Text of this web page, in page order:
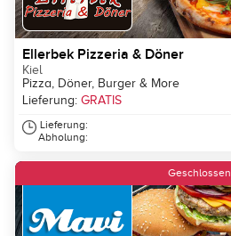
Ellerbek Pizzeria & Döner
Kiel
Pizza, Döner, Burger & More
Lieferung: GRATIS
Lieferung:
Abholung:
Geschlossen